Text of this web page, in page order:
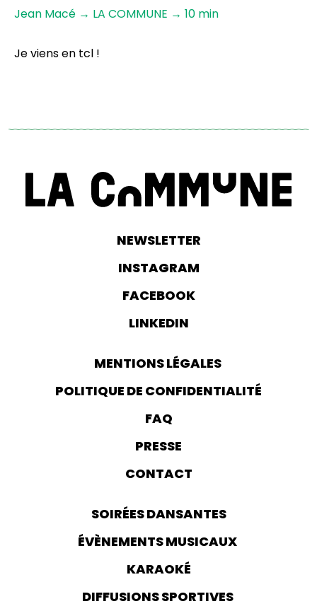
Jean Macé → LA COMMUNE → 10 min
Je viens en tcl !
NEWSLETTER
INSTAGRAM
FACEBOOK
LINKEDIN
MENTIONS LÉGALES
POLITIQUE DE CONFIDENTIALITÉ
FAQ
PRESSE
CONTACT
SOIRÉES DANSANTES
ÉVÈNEMENTS MUSICAUX
KARAOKÉ
DIFFUSIONS SPORTIVES